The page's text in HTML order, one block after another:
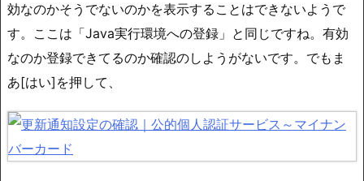
効なのかそうでないのかを表示することはできないようで
す。ここは「Java実行環境への登録」と同じですね。有効
なのか登録できてるのか確認のしようがないです。でもま
あ[はい]を押して、